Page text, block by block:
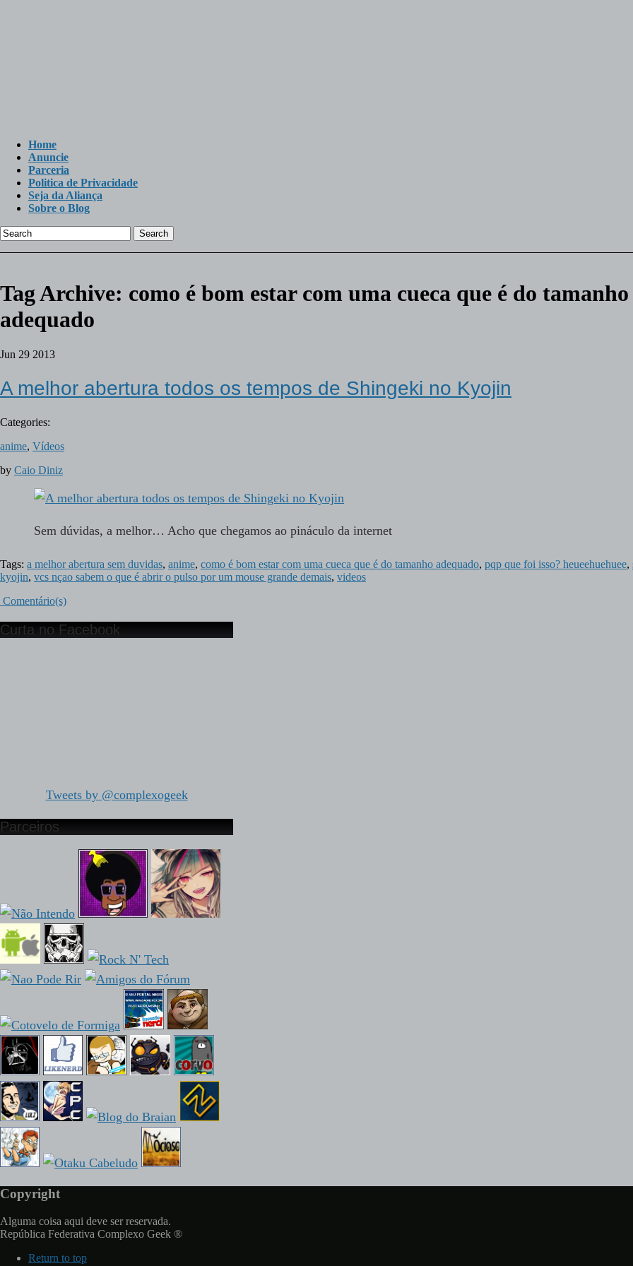
Home
Anuncie
Parceria
Politica de Privacidade
Seja da Aliança
Sobre o Blog
Search
Tag Archive: como é bom estar com uma cueca que é do tamanho
adequado
Jun 29 2013
A melhor abertura todos os tempos de Shingeki no Kyojin
Categories:
anime, Vídeos
by Caio Diniz
Sem dúvidas, a melhor… Acho que chegamos ao pináculo da internet
Tags: a melhor abertura sem duvidas, anime, como é bom estar com uma cueca que é do tamanho adequado, pqp que foi isso? heueehuehuee,
kyojin, vcs nçao sabem o que é abrir o pulso por um mouse grande demais, videos
Comentário(s)
Curta no Facebook
Tweets by @complexogeek
Parceiros
Copyright
Alguma coisa aqui deve ser reservada.
República Federativa Complexo Geek ®
Return to top